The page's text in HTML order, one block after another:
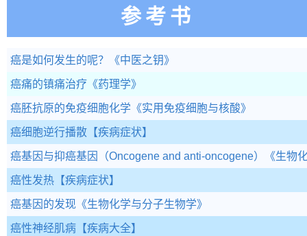
参考书
癌是如何发生的呢？ 《中医之钥》
癌痛的镇痛治疗 《药理学》
癌胚抗原的免疫细胞化学 《实用免疫细胞与核酸》
癌细胞逆行播散 【疾病症状】
癌基因与抑癌基因（Oncogene and anti-oncogene） 《生物
癌性发热 【疾病症状】
癌基因的发现 《生物化学与分子生物学》
癌性神经肌病 【疾病大全】